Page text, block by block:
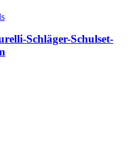
Schläger-Schulset-